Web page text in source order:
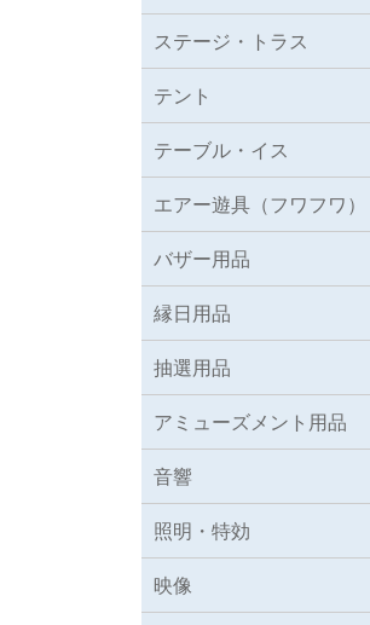
ステージ・トラス
テント
テーブル・イス
エアー遊具（フワフワ）
バザー用品
縁日用品
抽選用品
アミューズメント用品
音響
照明・特効
映像